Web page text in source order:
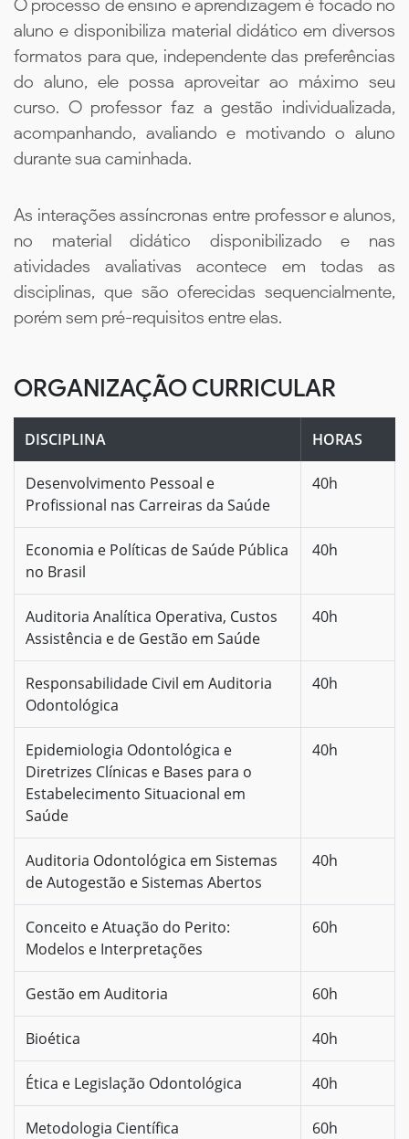
O processo de ensino e aprendizagem é focado no
aluno e disponibiliza material didático em diversos
formatos para que, independente das preferências
do aluno, ele possa aproveitar ao máximo seu
curso. O professor faz a gestão individualizada,
acompanhando, avaliando e motivando o aluno
durante sua caminhada.
As interações assíncronas entre professor e alunos,
no material didático disponibilizado e nas
atividades avaliativas acontece em todas as
disciplinas, que são oferecidas sequencialmente,
porém sem pré-requisitos entre elas.
ORGANIZAÇÃO CURRICULAR
DISCIPLINA HORAS
Desenvolvimento Pessoal e
Profissional nas Carreiras da Saúde
40h
Economia e Políticas de Saúde Pública
no Brasil
40h
Auditoria Analítica Operativa, Custos
Assistência e de Gestão em Saúde
40h
Responsabilidade Civil em Auditoria
Odontológica
40h
Epidemiologia Odontológica e
Diretrizes Clínicas e Bases para o
Estabelecimento Situacional em
Saúde
40h
Auditoria Odontológica em Sistemas
de Autogestão e Sistemas Abertos
40h
Conceito e Atuação do Perito:
Modelos e Interpretações
60h
Gestão em Auditoria 60h
Bioética 40h
Ética e Legislação Odontológica 40h
Metodologia Científica 60h